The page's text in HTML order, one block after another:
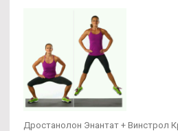
Дростанолон Энантат + Винстрол